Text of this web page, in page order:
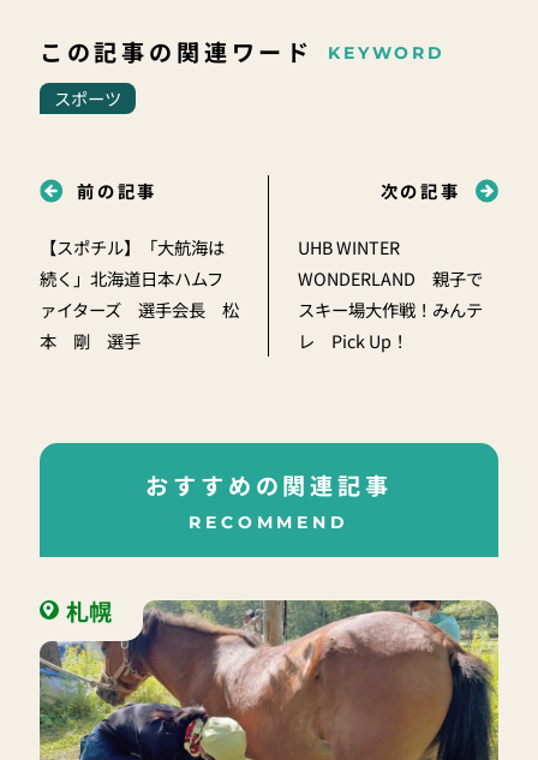
この記事の関連ワード KEYWORD
スポーツ
前の記事
【スポチル】「大航海は
続く」北海道日本ハムフ
ァイターズ 選手会長 松
本 剛 選手
次の記事
UHB WINTER
WONDERLAND 親子で
スキー場大作戦！みんテ
レ Pick Up！
おすすめの関連記事
RECOMMEND
札幌